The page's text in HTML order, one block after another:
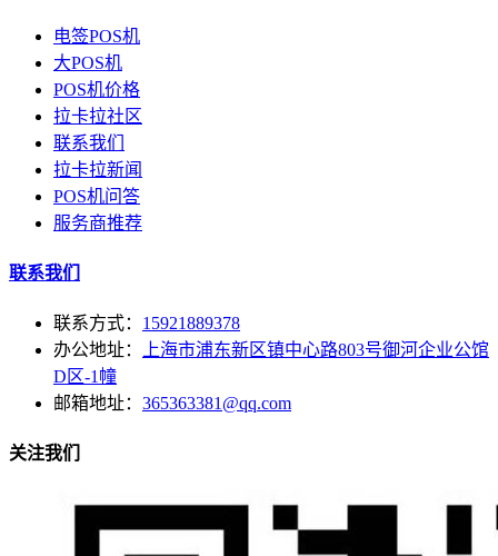
电签POS机
大POS机
POS机价格
拉卡拉社区
联系我们
拉卡拉新闻
POS机问答
服务商推荐
联系我们
联系方式： 15921889378
办公地址：
上海市浦东新区镇中心路803号御河企业公馆
D区-1幢
邮箱地址： 365363381@qq.com
关注我们